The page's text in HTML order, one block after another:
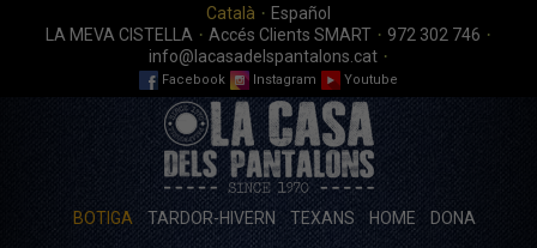
Català · Español
LA MEVA CISTELLA · Accés Clients SMART · 972 302 746 ·
info@lacasadelspantalons.cat ·
Facebook Instagram Youtube
BOTIGA TARDOR-HIVERN TEXANS HOME DONA